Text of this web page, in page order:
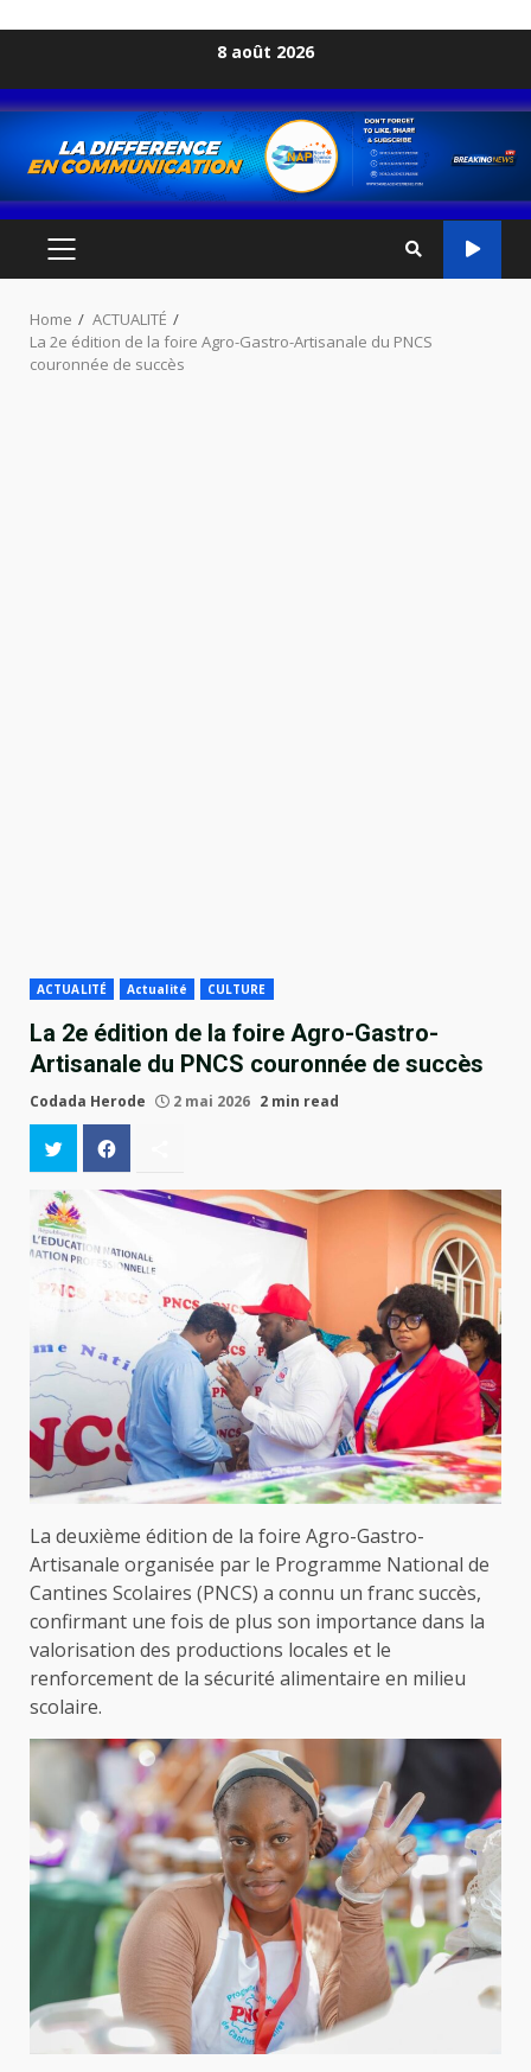
content
8 août 2026
PRIMARY
Home
ACTUALITÉ
La 2e édition de la foire Agro-Gastro-Artisanale du PNCS
couronnée de succès
ACTUALITÉ Actualité CULTURE
La 2e édition de la foire Agro-Gastro-
Artisanale du PNCS couronnée de succès
Codada Herode 2 mai 2026 2 min read
La deuxième édition de la foire Agro-Gastro-
Artisanale organisée par le Programme National de
Cantines Scolaires (PNCS) a connu un franc succès,
confirmant une fois de plus son importance dans la
valorisation des productions locales et le
renforcement de la sécurité alimentaire en milieu
scolaire.